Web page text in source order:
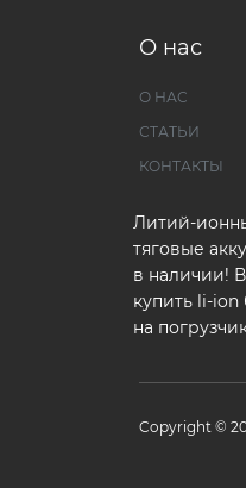
О нас
О НАС
СТАТЬИ
КОНТАКТЫ
Литий-
тяговые
в наличии!
купить li-ion
на
Copyright ©